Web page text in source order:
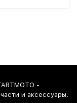
-
и аксессуары.